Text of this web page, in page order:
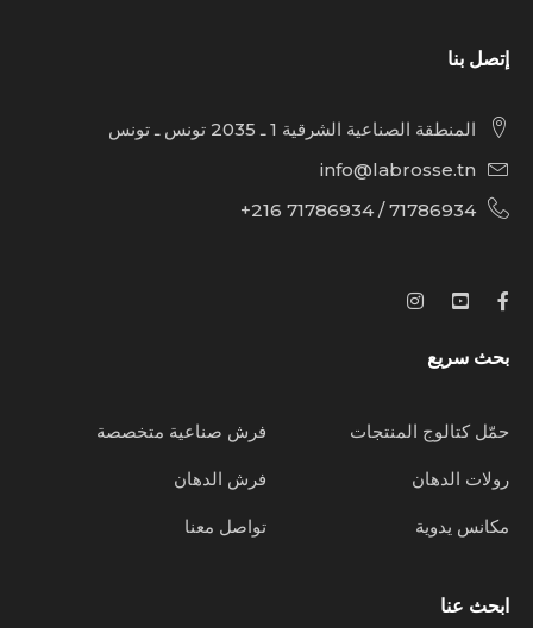
إتصل بنا
المنطقة الصناعية الشرقية 1 ـ 2035 تونس ـ تونس
info@labrosse.tn
71786934 / 71786934 216+
بحث سريع
حمّل كتالوج المنتجات فرش صناعية متخصصة
رولات الدهان فرش الدهان
مكانس يدوية تواصل معنا
ابحث عنا